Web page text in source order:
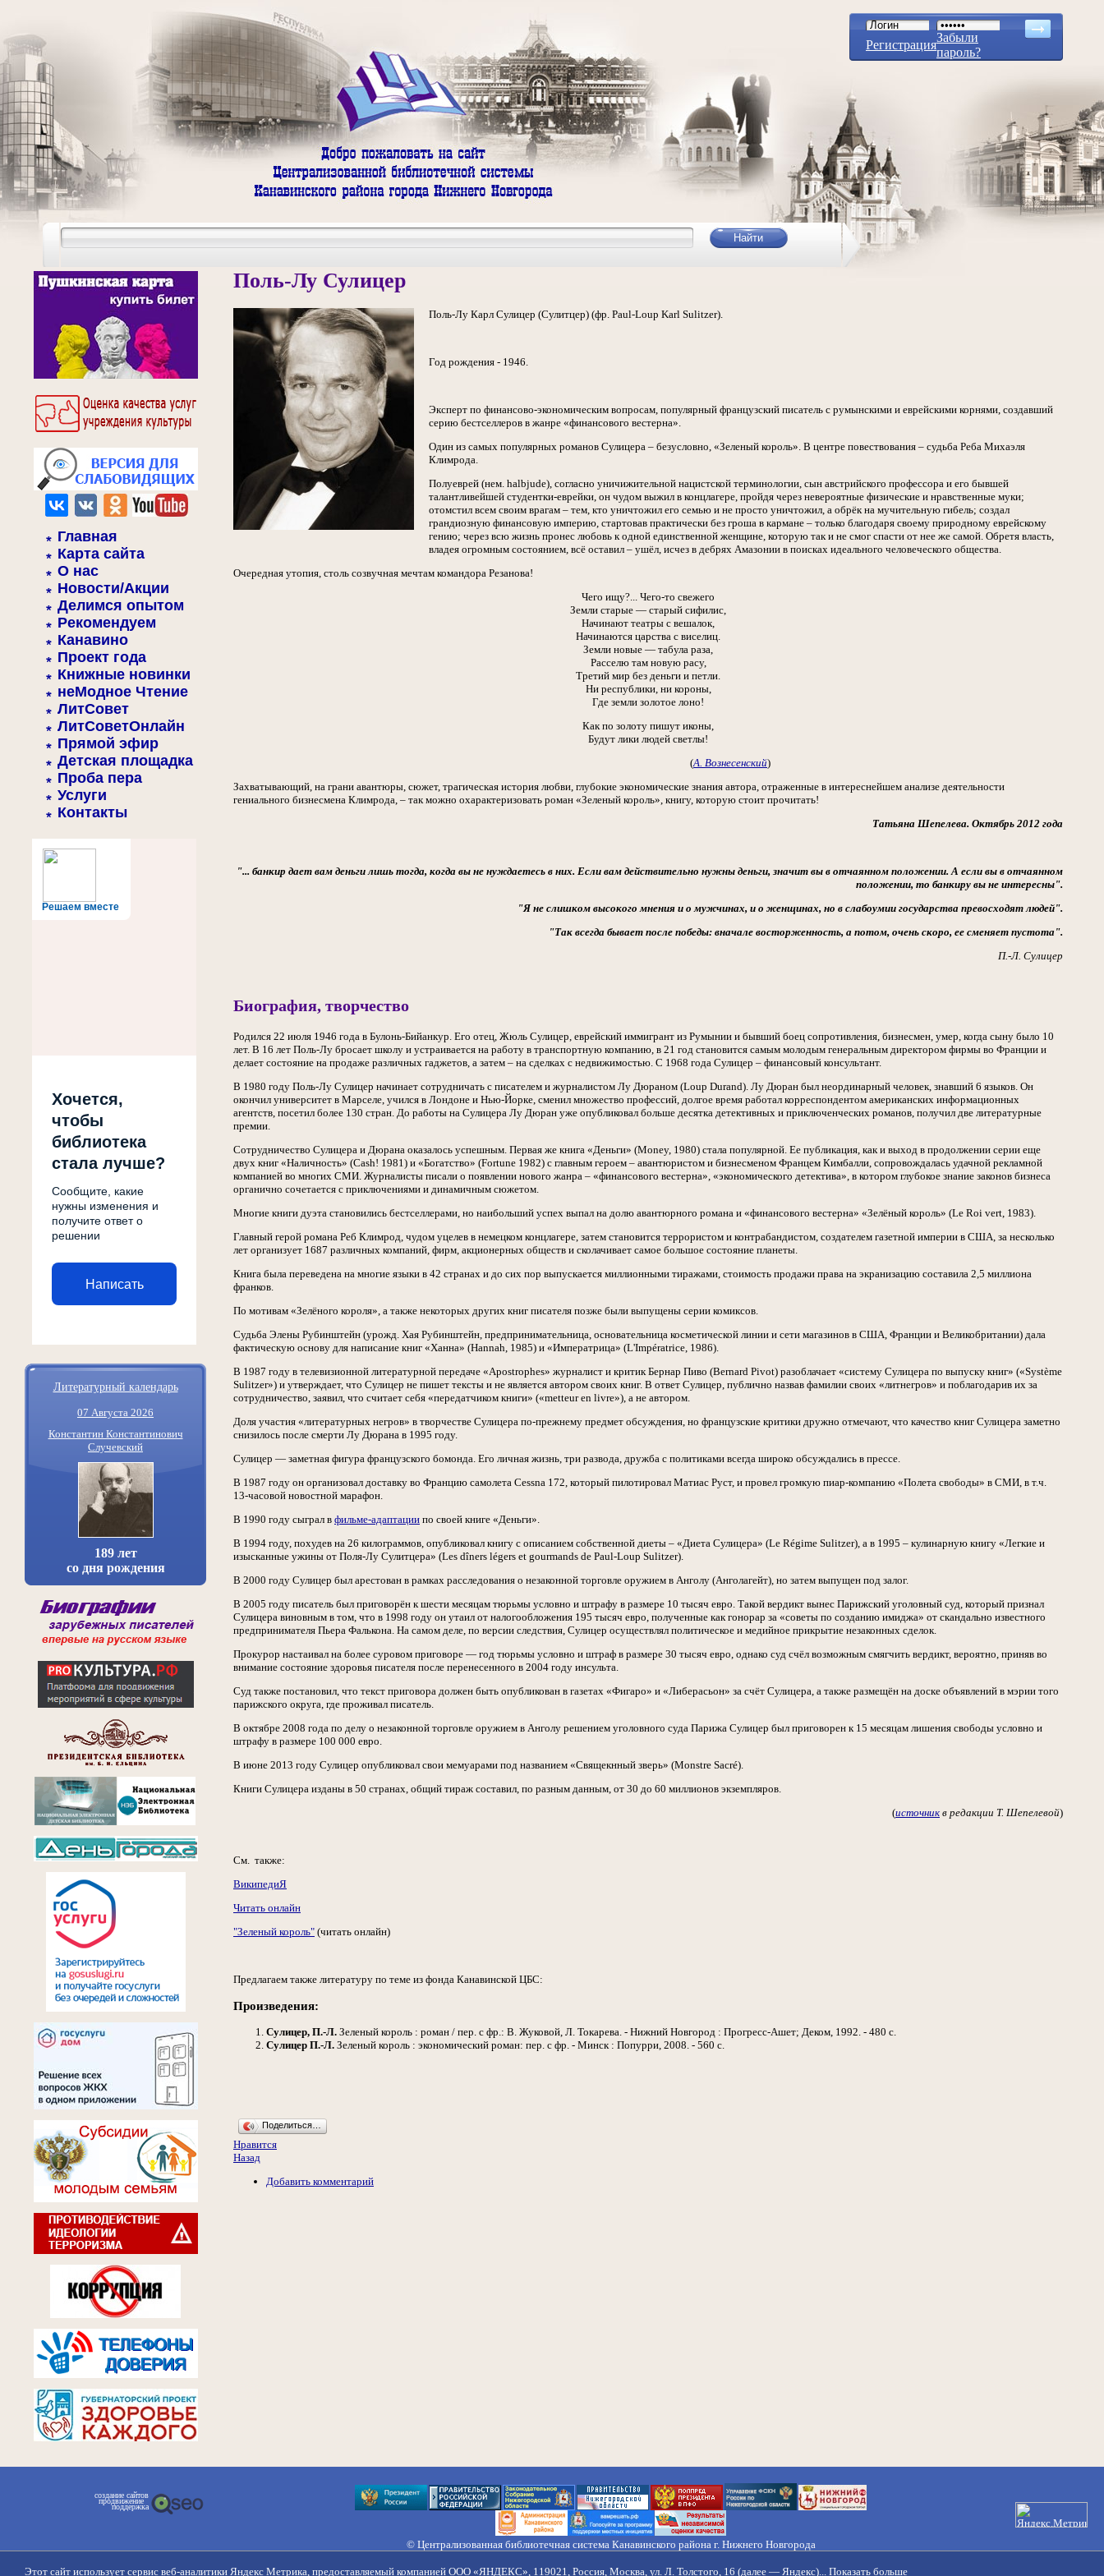
Регистрация
Забыли
пароль?
Главная
Карта сайта
О нас
Новости/Акции
Делимся опытом
Рекомендуем
Канавино
Проект года
Книжные новинки
неМодное Чтение
ЛитСовет
ЛитСоветОнлайн
Прямой эфир
Детская площадка
Проба пера
Услуги
Контакты
Решаем вместе
Хочется,
чтобы
библиотека
стала лучше?
Сообщите, какие
нужны изменения и
получите ответ о
решении
Написать
Литературный календарь
07 Августа 2026
Константин Константинович
Случевский
189 лет
со дня рождения
Поль-Лу Сулицер
Поль-Лу Карл Сулицер (Сулитцер) (фр. Paul-Loup Karl Sulitzer).
Год рождения - 1946.
Эксперт по финансово-экономическим вопросам, популярный французский писатель с румынскими и еврейскими корнями, создавший
серию бестселлеров в жанре «финансового вестерна».
Один из самых популярных романов Сулицера – безусловно, «Зеленый король». В центре повествования – судьба Реба Михаэля
Климрода.
Полуеврей (нем. halbjude), согласно уничижительной нацистской терминологии, сын австрийского профессора и его бывшей
талантливейшей студентки-еврейки, он чудом выжил в концлагере, пройдя через невероятные физические и нравственные муки;
отомстил всем своим врагам – тем, кто уничтожил его семью и не просто уничтожил, а обрёк на мучительную гибель; создал
грандиозную финансовую империю, стартовав практически без гроша в кармане – только благодаря своему природному еврейскому
гению; через всю жизнь пронес любовь к одной единственной женщине, которую так и не смог спасти от нее же самой. Обретя власть,
владея огромным состоянием, всё оставил – ушёл, исчез в дебрях Амазонии в поисках идеального человеческого общества.
Очередная утопия, столь созвучная мечтам командора Резанова!
Чего ищу?... Чего-то свежего
Земли старые — старый сифилис,
Начинают театры с вешалок,
Начинаются царства с виселиц.
Земли новые — табула раза,
Расселю там новую расу,
Третий мир без деньги и петли.
Ни республики, ни короны,
Где земли золотое лоно!
Как по золоту пишут иконы,
Будут лики людей светлы!
(А. Вознесенский)
Захватывающий, на грани авантюры, сюжет, трагическая история любви, глубокие экономические знания автора, отраженные в интереснейшем анализе деятельности
гениального бизнесмена Климрода, – так можно охарактеризовать роман «Зеленый король», книгу, которую стоит прочитать!
Татьяна Шепелева. Октябрь 2012 года
"... банкир дает вам деньги лишь тогда, когда вы не нуждаетесь в них. Если вам действительно нужны деньги, значит вы в отчаянном положении. А если вы в отчаянном
положении, то банкиру вы не интересны".
"Я не слишком высокого мнения и о мужчинах, и о женщинах, но в слабоумии государства превосходят людей".
"Так всегда бывает после победы: вначале восторженность, а потом, очень скоро, ее сменяет пустота".
П.-Л. Сулицер
Биография, творчество
Родился 22 июля 1946 года в Булонь-Бийанкур. Его отец, Жюль Сулицер, еврейский иммигрант из Румынии и бывший боец сопротивления, бизнесмен, умер, когда сыну было 10
лет. В 16 лет Поль-Лу бросает школу и устраивается на работу в транспортную компанию, в 21 год становится самым молодым генеральным директором фирмы во Франции и
делает состояние на продаже различных гаджетов, а затем – на сделках с недвижимостью. С 1968 года Сулицер – финансовый консультант.
В 1980 году Поль-Лу Сулицер начинает сотрудничать с писателем и журналистом Лу Дюраном (Loup Durand). Лу Дюран был неординарный человек, знавший 6 языков. Он
окончил университет в Марселе, учился в Лондоне и Нью-Йорке, сменил множество профессий, долгое время работал корреспондентом американских информационных
агентств, посетил более 130 стран. До работы на Сулицера Лу Дюран уже опубликовал больше десятка детективных и приключенческих романов, получил две литературные
премии.
Сотрудничество Сулицера и Дюрана оказалось успешным. Первая же книга «Деньги» (Money, 1980) стала популярной. Ее публикация, как и выход в продолжении серии еще
двух книг «Наличность» (Cash! 1981) и «Богатство» (Fortune 1982) с главным героем – авантюристом и бизнесменом Францем Кимбалли, сопровождалась удачной рекламной
компанией во многих СМИ. Журналисты писали о появлении нового жанра – «финансового вестерна», «экономического детектива», в котором глубокое знание законов бизнеса
органично сочетается с приключениями и динамичным сюжетом.
Многие книги дуэта становились бестселлерами, но наибольший успех выпал на долю авантюрного романа и «финансового вестерна» «Зелёный король» (Le Roi vert, 1983).
Главный герой романа Реб Климрод, чудом уцелев в немецком концлагере, затем становится террористом и контрабандистом, создателем газетной империи в США, за несколько
лет организует 1687 различных компаний, фирм, акционерных обществ и сколачивает самое большое состояние планеты.
Книга была переведена на многие языки в 42 странах и до сих пор выпускается миллионными тиражами, стоимость продажи права на экранизацию составила 2,5 миллиона
франков.
По мотивам «Зелёного короля», а также некоторых других книг писателя позже были выпущены серии комиксов.
Судьба Элены Рубинштейн (урожд. Хая Рубинштейн, предпринимательница, основательница косметической линии и сети магазинов в США, Франции и Великобритании) дала
фактическую основу для написание книг «Ханна» (Hannah, 1985) и «Императрица» (L'Impératrice, 1986).
В 1987 году в телевизионной литературной передаче «Apostrophes» журналист и критик Бернар Пиво (Bernard Pivot) разоблачает «систему Сулицера по выпуску книг» («Système
Sulitzer») и утверждает, что Сулицер не пишет тексты и не является автором своих книг. В ответ Сулицер, публично назвав фамилии своих «литнегров» и поблагодарив их за
сотрудничество, заявил, что считает себя «передатчиком книги» («metteur en livre»), а не автором.
Доля участия «литературных негров» в творчестве Сулицера по-прежнему предмет обсуждения, но французские критики дружно отмечают, что качество книг Сулицера заметно
снизилось после смерти Лу Дюрана в 1995 году.
Сулицер — заметная фигура французского бомонда. Его личная жизнь, три развода, дружба с политиками всегда широко обсуждались в прессе.
В 1987 году он организовал доставку во Францию самолета Cessna 172, который пилотировал Матиас Руст, и провел громкую пиар-компанию «Полета свободы» в СМИ, в т.ч.
13-часовой новостной марафон.
В 1990 году сыграл в фильме-адаптации по своей книге «Деньги».
В 1994 году, похудев на 26 килограммов, опубликовал книгу с описанием собственной диеты – «Диета Сулицера» (Le Régime Sulitzer), а в 1995 – кулинарную книгу «Легкие и
изысканные ужины от Поля-Лу Сулитцера» (Les dîners légers et gourmands de Paul-Loup Sulitzer).
В 2000 году Сулицер был арестован в рамках расследования о незаконной торговле оружием в Анголу (Анголагейт), но затем выпущен под залог.
В 2005 году писатель был приговорён к шести месяцам тюрьмы условно и штрафу в размере 10 тысяч евро. Такой вердикт вынес Парижский уголовный суд, который признал
Сулицера виновным в том, что в 1998 году он утаил от налогообложения 195 тысяч евро, полученные как гонорар за «советы по созданию имиджа» от скандально известного
предпринимателя Пьера Фалькона. На самом деле, по версии следствия, Сулицер осуществлял политическое и медийное прикрытие незаконных сделок.
Прокурор настаивал на более суровом приговоре — год тюрьмы условно и штраф в размере 30 тысяч евро, однако суд счёл возможным смягчить вердикт, вероятно, приняв во
внимание состояние здоровья писателя после перенесенного в 2004 году инсульта.
Суд также постановил, что текст приговора должен быть опубликован в газетах «Фигаро» и «Либерасьон» за счёт Сулицера, а также размещён на доске объявлений в мэрии того
парижского округа, где проживал писатель.
В октябре 2008 года по делу о незаконной торговле оружием в Анголу решением уголовного суда Парижа Сулицер был приговорен к 15 месяцам лишения свободы условно и
штрафу в размере 100 000 евро.
В июне 2013 году Сулицер опубликовал свои мемуарами под названием «Свящекнный зверь» (Monstre Sacré).
Книги Сулицера изданы в 50 странах, общий тираж составил, по разным данным, от 30 до 60 миллионов экземпляров.
(источник в редакции Т. Шепелевой)
См. также:
ВикипедиЯ
Читать онлайн
"Зеленый король" (читать онлайн)
Предлагаем также литературу по теме из фонда Канавинской ЦБС:
Произведения:
Сулицер, П.-Л. Зеленый король : роман / пер. с фр.: В. Жуковой, Л. Токарева. - Нижний Новгород : Прогресс-Ашет; Деком, 1992. - 480 с.
Сулицер П.-Л. Зеленый король : экономический роман: пер. с фр. - Минск : Попурри, 2008. - 560 с.
Поделиться…
Нравится
Назад
Добавить комментарий
создание сайтов
продвижение
поддержка
© Централизованная библиотечная система Канавинского района г. Нижнего Новгорода
Правила обработки персональных данных
Этот сайт использует сервис веб-аналитики Яндекс Метрика, предоставляемый компанией ООО «ЯНДЕКС», 119021, Россия, Москва, ул. Л. Толстого, 16 (далее — Яндекс)... Показать больше